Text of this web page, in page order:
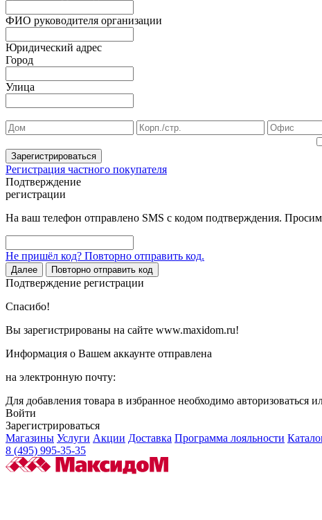
ФИО руководителя организации
Юридический адрес
Город
Улица
Зарегистрироваться
Регистрация частного покупателя
Подтверждение
регистрации
На ваш телефон отправлено SMS с кодом подтверждения. Просим
Не пришёл код? Повторно отправить код.
Далее Повторно отправить код
Подтверждение регистрации
Спасибо!
Вы зарегистрированы на сайте www.maxidom.ru!
Информация о Вашем аккаунте отправлена
на электронную почту:
Для добавления товара в избранное необходимо авторизоваться
Войти
Зарегистрироваться
Магазины Услуги Акции Доставка Программа лояльности
8 (495) 995-35-35